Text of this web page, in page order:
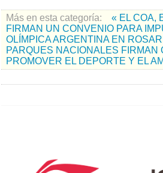
Más en esta categoría:
« EL COA,
FIRMAN UN CONVENIO PARA
OLÍMPICA ARGENTINA EN
PARQUES NACIONALES FIRMAN
PROMOVER EL DEPORTE Y EL